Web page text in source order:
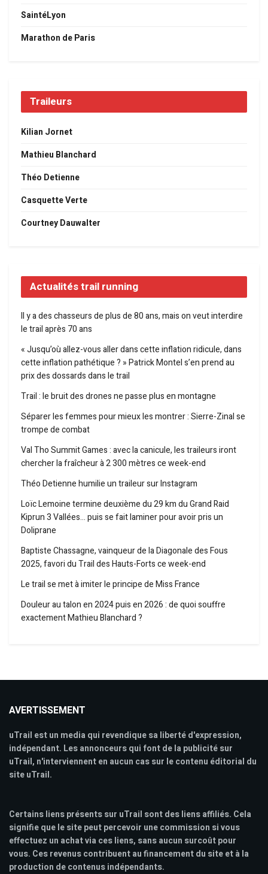
SaintéLyon
Marathon de Paris
Traileurs
Kilian Jornet
Mathieu Blanchard
Théo Detienne
Casquette Verte
Courtney Dauwalter
Actualités trail running
Il y a des chasseurs de plus de 80 ans, mais on veut interdire
le trail après 70 ans
« Jusqu’où allez-vous aller dans cette inflation ridicule, dans
cette inflation pathétique ? » Patrick Montel s’en prend au
prix des dossards dans le trail
Trail : le bruit des drones ne passe plus en montagne
Séparer les femmes pour mieux les montrer : Sierre-Zinal se
trompe de combat
Val Tho Summit Games : avec la canicule, les traileurs iront
chercher la fraîcheur à 2 300 mètres ce week-end
Théo Detienne humilie un traileur sur Instagram
Loïc Lemoine termine deuxième du 29 km du Grand Raid
Kiprun 3 Vallées… puis se fait laminer pour avoir pris un
Doliprane
Baptiste Chassagne, vainqueur de la Diagonale des Fous
2025, favori du Trail des Hauts-Forts ce week-end
Le trail se met à imiter le principe de Miss France
Douleur au talon en 2024 puis en 2026 : de quoi souffre
exactement Mathieu Blanchard ?
AVERTISSEMENT
uTrail est un media qui revendique sa liberté d'expression,
indépendant. Les annonceurs qui font de la publicité sur
uTrail, n'interviennent en aucun cas sur le contenu éditorial du
site uTrail.
Certains liens présents sur uTrail sont des liens affiliés. Cela
signifie que le site peut percevoir une commission si vous
effectuez un achat via ces liens, sans aucun surcoût pour
vous. Ces revenus contribuent au financement du site et à la
production de contenus indépendants.